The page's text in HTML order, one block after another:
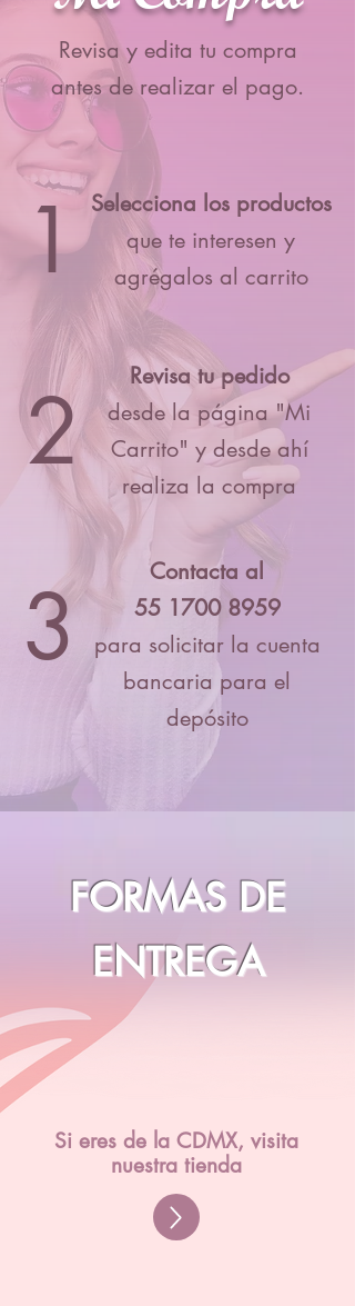
Revisa y edita tu compra
antes de realizar el pago.
1 Selecciona los productos
que te interesen y
agrégalos al carrito
2
Revisa tu pedido
desde la página "Mi
Carrito" y desde ahí
realiza la compra
3
Contacta al
55 1700 8959
para solicitar la cuenta
bancaria para el
depósito
FORMAS DE
ENTREGA
Si eres de la CDMX, visita
nuestra tienda